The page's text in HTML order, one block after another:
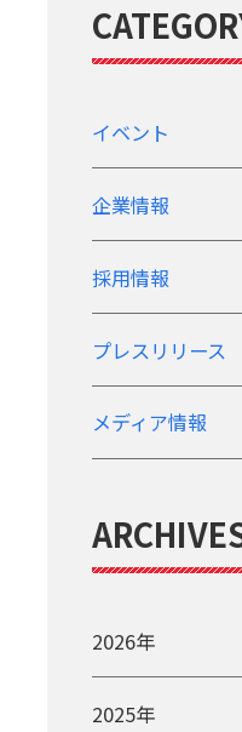
イベント
企業情報
採用情報
プレスリリース
メディア情報
2026年
2025年